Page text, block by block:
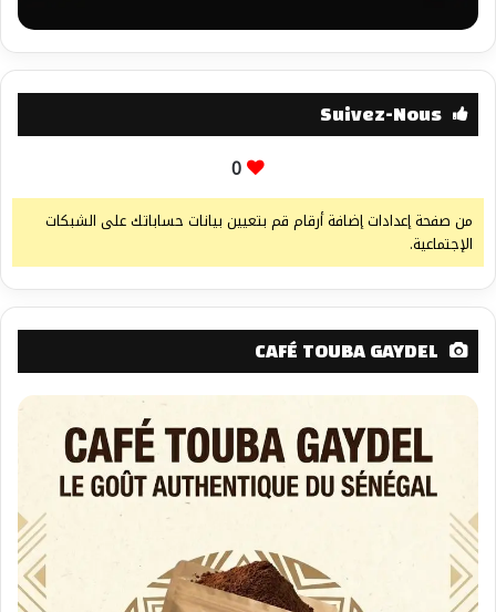
Suivez-Nous
0
من صفحة إعدادات إضافة أرقام قم بتعيين بيانات حساباتك على الشبكات
الإجتماعية.
CAFÉ TOUBA GAYDEL